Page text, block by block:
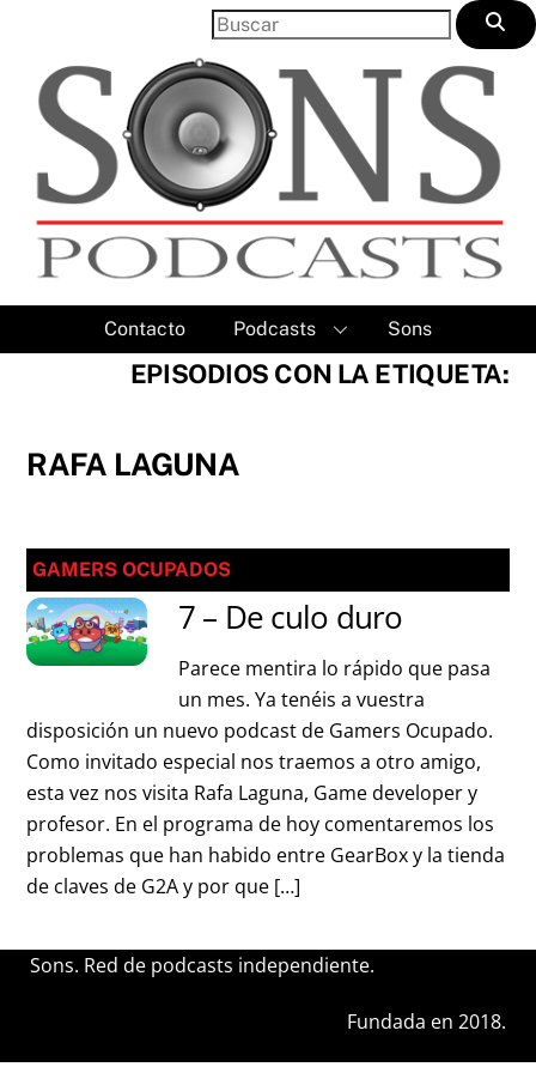
content
Contacto Podcasts Sons
EPISODIOS CON LA ETIQUETA:
RAFA LAGUNA
GAMERS OCUPADOS
7 – De culo duro
Parece mentira lo rápido que pasa
un mes. Ya tenéis a vuestra
disposición un nuevo podcast de Gamers Ocupado.
Como invitado especial nos traemos a otro amigo,
esta vez nos visita Rafa Laguna, Game developer y
profesor. En el programa de hoy comentaremos los
problemas que han habido entre GearBox y la tienda
de claves de G2A y por que […]
Sons. Red de podcasts independiente.
Fundada en 2018.